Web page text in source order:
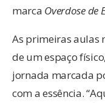
marca Overdose de
As primeiras aulas
de um espaço
jornada marcada
com a essência.